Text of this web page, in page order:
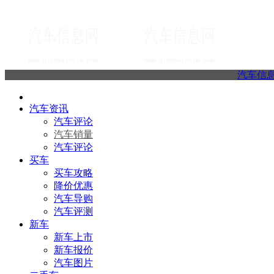
汽车信
汽车资讯
汽车评论
汽车销量
汽车评论
买车
买车攻略
降价优惠
汽车导购
汽车评测
新车
新车上市
新车报价
汽车图片